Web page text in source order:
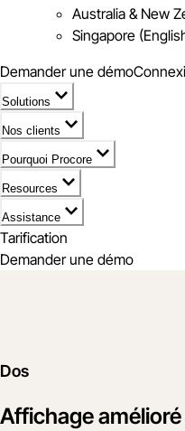
Australia & New
Singapore
Demander une démo
Solutions
Nos clients
Pourquoi Procore
Resources
Assistance
Tarification
Demander une démo
Dos
Affichage